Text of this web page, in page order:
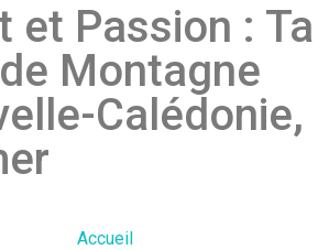
et Passion : Ta
Montagne
Calédonie,
Accueil